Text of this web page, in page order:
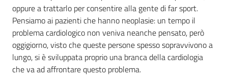
oppure a trattarlo per consentire alla gente di far sport.
Pensiamo ai pazienti che hanno neoplasie: un tempo il
problema cardiologico non veniva neanche pensato, però
oggigiorno, visto che queste persone spesso sopravvivono a
lungo, si è sviluppata proprio una branca della cardiologia
che va ad affrontare questo problema.